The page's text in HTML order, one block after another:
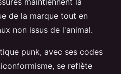
de la marque tout en
non issus de l'animal.
punk, avec ses codes
se reflète